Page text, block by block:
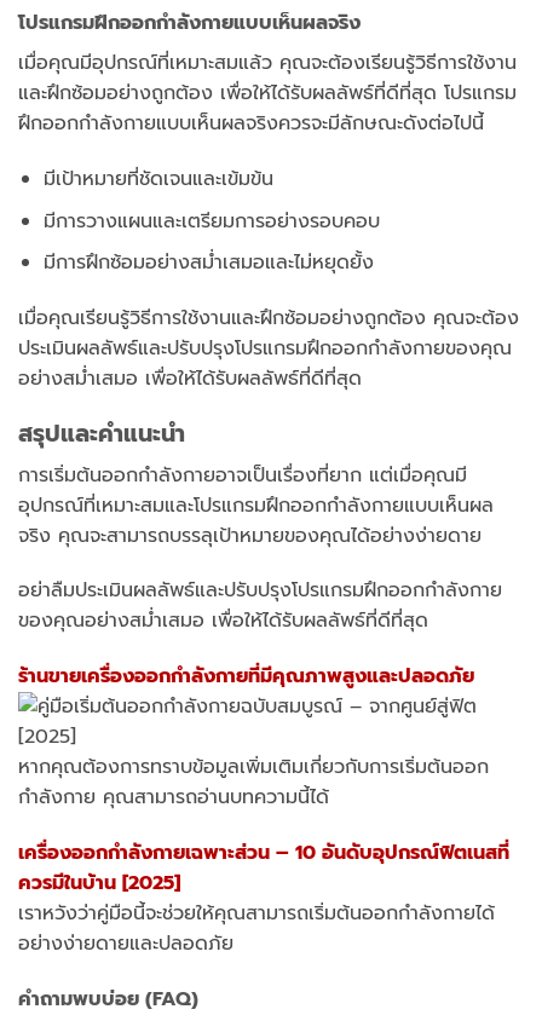
โปรแกรมฝึกออกกำลังกายแบบเห็นผลจริง
เมื่อคุณมีอุปกรณ์ที่เหมาะสมแล้ว คุณจะต้องเรียนรู้วิธีการใช้งาน
และฝึกซ้อมอย่างถูกต้อง เพื่อให้ได้รับผลลัพธ์ที่ดีที่สุด โปรแกรม
ฝึกออกกำลังกายแบบเห็นผลจริงควรจะมีลักษณะดังต่อไปนี้
มีเป้าหมายที่ชัดเจนและเข้มข้น
มีการวางแผนและเตรียมการอย่างรอบคอบ
มีการฝึกซ้อมอย่างสม่ำเสมอและไม่หยุดยั้ง
เมื่อคุณเรียนรู้วิธีการใช้งานและฝึกซ้อมอย่างถูกต้อง คุณจะต้อง
ประเมินผลลัพธ์และปรับปรุงโปรแกรมฝึกออกกำลังกายของคุณ
อย่างสม่ำเสมอ เพื่อให้ได้รับผลลัพธ์ที่ดีที่สุด
สรุปและคำแนะนำ
การเริ่มต้นออกกำลังกายอาจเป็นเรื่องที่ยาก แต่เมื่อคุณมี
อุปกรณ์ที่เหมาะสมและโปรแกรมฝึกออกกำลังกายแบบเห็นผล
จริง คุณจะสามารถบรรลุเป้าหมายของคุณได้อย่างง่ายดาย
อย่าลืมประเมินผลลัพธ์และปรับปรุงโปรแกรมฝึกออกกำลังกาย
ของคุณอย่างสม่ำเสมอ เพื่อให้ได้รับผลลัพธ์ที่ดีที่สุด
ร้านขายเครื่องออกกำลังกายที่มีคุณภาพสูงและปลอดภัย
หากคุณต้องการทราบข้อมูลเพิ่มเติมเกี่ยวกับการเริ่มต้นออก
กำลังกาย คุณสามารถอ่านบทความนี้ได้
เครื่องออกกำลังกายเฉพาะส่วน – 10 อันดับอุปกรณ์ฟิตเนสที่
ควรมีในบ้าน [2025]
เราหวังว่าคู่มือนี้จะช่วยให้คุณสามารถเริ่มต้นออกกำลังกายได้
อย่างง่ายดายและปลอดภัย
คำถามพบบ่อย (FAQ)